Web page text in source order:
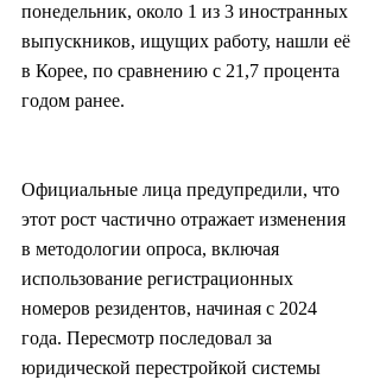
понедельник, около 1 из 3 иностранных
выпускников, ищущих работу, нашли её
в Корее, по сравнению с 21,7 процента
годом ранее.
Официальные лица предупредили, что
этот рост частично отражает изменения
в методологии опроса, включая
использование регистрационных
номеров резидентов, начиная с 2024
года. Пересмотр последовал за
юридической перестройкой системы